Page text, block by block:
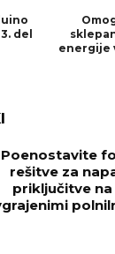
del
energije
Poenostavite
rešitve za
priključitve